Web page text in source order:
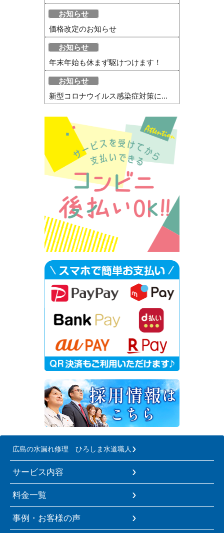
お知らせ
価格改定のお知らせ
お知らせ
年末年始も休まず駆けつけます！
お知らせ
新型コロナウイルス感染症対策に...
広島の水漏れ修理 ひろしま水道職人
サービス内容
料金一覧
事例・お客様の声